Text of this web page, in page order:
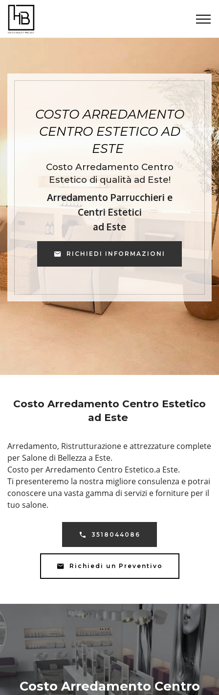
COSTO ARREDAMENTO
CENTRO ESTETICO AD
ESTE
Costo Arredamento Centro
Estetico di qualità ad Este!
Arredamento Parrucchieri e
Centri Estetici
ad Este
RICHIEDI INFORMAZIONI
Costo Arredamento Centro Estetico
ad Este
Arredamento, Ristrutturazione e attrezzature complete
per Salone di Bellezza a Este.
Costo per Arredamento Centro Estetico.a Este.
Ti presenteremo la nostra migliore consulenza e potrai
conoscere una vasta gamma di servizi e forniture per il
tuo salone.
3518044086
Richiedi un Preventivo
Costo Arredamento Centro